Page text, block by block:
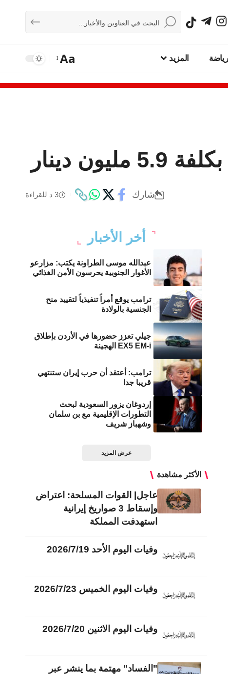
المزيد Aa
دينار
شارك 3 د للقراءة
أخر الأخبار
عبدالله موسى الطراونة يكتب: مزارعو
الأغوار الجنوبية يحرسون الأمن الغذائي
ترامب يوقع أمراً تنفيذياً لتقييد منح
الجنسية بالولادة
جيلي تعزز حضورها في الأردن بإطلاق
EX5 EM-i الهجينة
ترامب: أعتقد أن حرب إيران ستنتهي
قريبا جدا
إردوغان يزور السعودية لبحث
التطورات الإقليمية مع بن سلمان
وشهباز شريف
عرض المزيد
الأكثر مشاهدة
عاجل| القوات المسلحة: اعتراض
وإسقاط 3 صواريخ إيرانية
استهدفت المملكة
وفيات اليوم الأحد 2026/7/19
وفيات اليوم الخميس 2026/7/23
وفيات اليوم الاثنين 2026/7/20
"الفساد" مهتمة بما ينشر عبر